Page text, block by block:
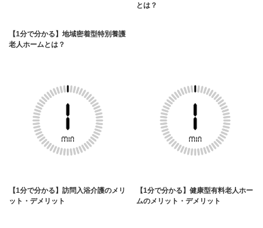
【1分で分かる】地域密着型特別養護
老人ホームとは？
とは？
【1分で分かる】訪問入浴介護のメリ
ット・デメリット
【1分で分かる】健康型有料老人ホー
ムのメリット・デメリット